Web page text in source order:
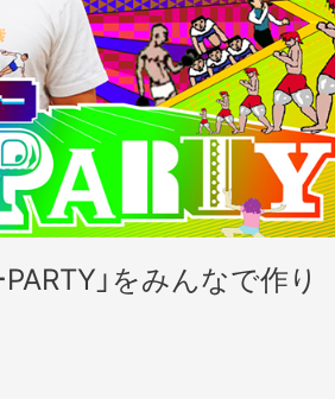
」をみんなで作り